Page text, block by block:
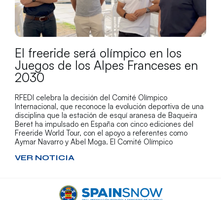
El freeride será olímpico en los
Juegos de los Alpes Franceses en
2030
RFEDI celebra la decisión del Comité Olímpico
Internacional, que reconoce la evolución deportiva de una
disciplina que la estación de esquí aranesa de Baqueira
Beret ha impulsado en España con cinco ediciones del
Freeride World Tour, con el apoyo a referentes como
Aymar Navarro y Abel Moga. El Comité Olímpico
VER NOTICIA